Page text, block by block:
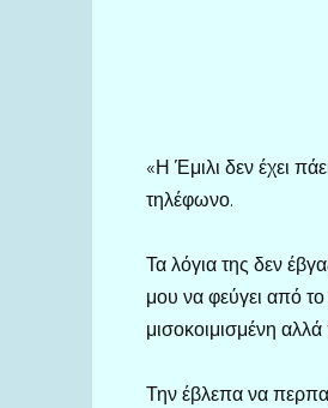
«Η Έμιλι δεν έχει
τηλέφωνο.
Τα λόγια της δεν
μου να φεύγει από το
μισοκοιμισμένη
Την έβλεπα να